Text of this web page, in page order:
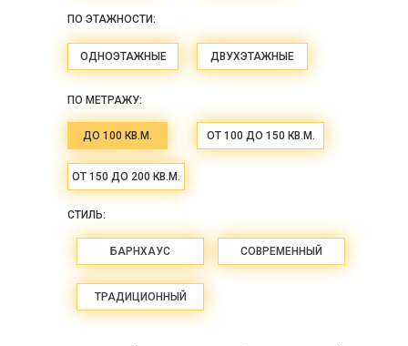
ПО ЭТАЖНОСТИ:
ПО МЕТРАЖУ:
ОДНОЭТАЖНЫЕ ДВУХЭТАЖНЫЕ
ДО 100 КВ.М. ОТ 100 ДО 150 КВ.М.
ОТ 150 ДО 200 КВ.М.
СТИЛЬ:
БАРНХАУС СОВРЕМЕННЫЙ
ТРАДИЦИОННЫЙ